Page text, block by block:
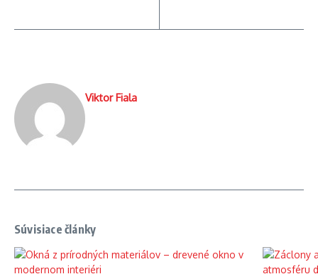
Viktor Fiala
Súvisiace články